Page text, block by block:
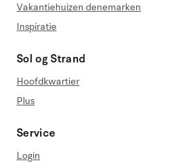
Vakantiehuizen denemarken
Inspiratie
Sol og Strand
Hoofdkwartier
Plus
Service
Login